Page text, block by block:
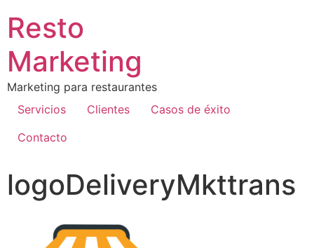
Resto
Marketing
Marketing para restaurantes
Servicios
Clientes
Casos de éxito
Contacto
logoDeliveryMkttrans